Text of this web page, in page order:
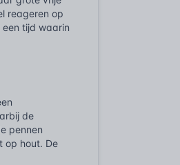
reageren op
tijd waarin
de
pennen
op hout. De